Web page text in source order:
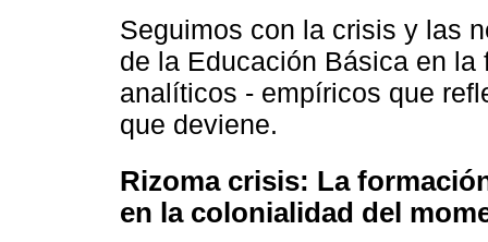
Seguimos con la crisis y las
de la Educación Básica en
analíticos - empíricos que
que deviene.
Rizoma crisis: La
en la colonialidad del